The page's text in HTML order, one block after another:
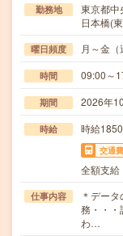
勤務地
東京都中
日本橋(
曜日頻度 月～金
時間 09:00～
期間 2026年
時給 時給
交通費
全額支給
仕事内容
＊デー
務・・・
わ…